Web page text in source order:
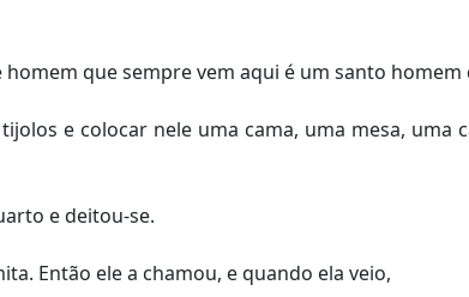
que sempre vem aqui é um santo homem
e colocar nele uma cama, uma mesa, uma
e deitou-se.
Então ele a chamou, e quando ela veio,